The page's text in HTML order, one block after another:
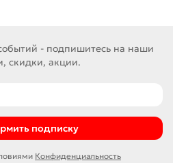
- подпишитесь на наши
скидки, акции.
подписку
Конфиденциальность